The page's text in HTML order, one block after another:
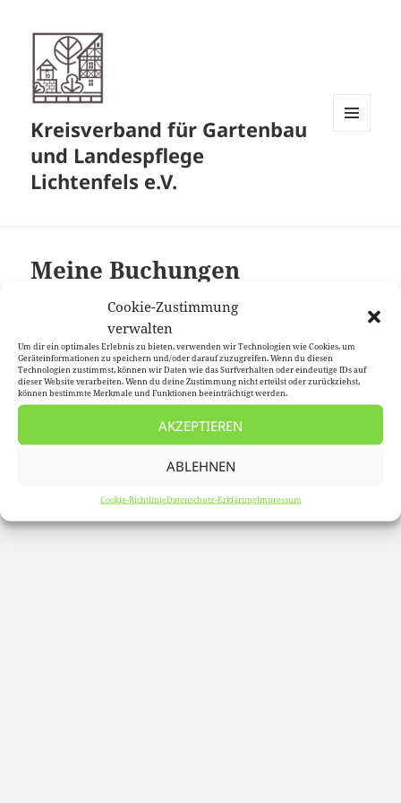
Cookie-Zustimmung
verwalten
Um dir ein optimales Erlebnis zu bieten, verwenden wir Technologien wie Cookies, um
Geräteinformationen zu speichern und/oder darauf zuzugreifen. Wenn du diesen
Technologien zustimmst, können wir Daten wie das Surfverhalten oder eindeutige IDs auf
dieser Website verarbeiten. Wenn du deine Zustimmung nicht erteilst oder zurückziehst,
können bestimmte Merkmale und Funktionen beeinträchtigt werden.
AKZEPTIEREN
ABLEHNEN
Cookie-RichtlinieDatenschutz-ErklärungImpressum
Kreisverband für Gartenbau
und Landespflege
Lichtenfels e.V.
Meine Buchungen
Datenschutz-Erklärung Stolz präsentiert von WordPress